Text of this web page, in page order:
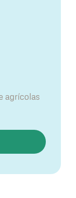
agrícolas